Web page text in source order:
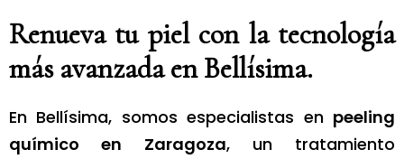
Renueva tu piel con la tecnología
más avanzada en Bellísima.
En Bellísima, somos especialistas en peeling
químico en Zaragoza, un tratamiento